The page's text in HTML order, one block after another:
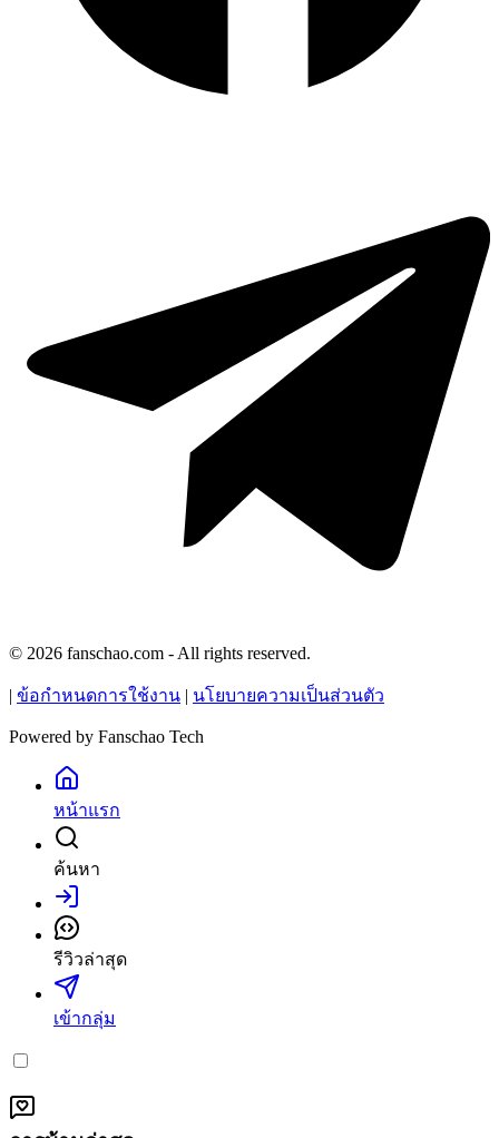
© 2026 fanschao.com - All rights reserved.
| ข้อกำหนดการใช้งาน | นโยบายความเป็นส่วนตัว
Powered by Fanschao Tech
หน้าแรก
ค้นหา
เข้าสู่ระบบ
รีวิวล่าสุด
เข้ากลุ่ม